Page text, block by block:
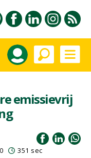
emissievrij
351 sec